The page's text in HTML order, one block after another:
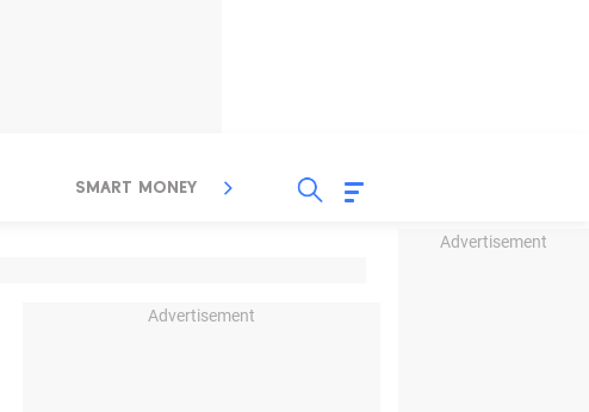
Advertisement
SMART MONEY INSPIRASI BISNIS
Advertisement